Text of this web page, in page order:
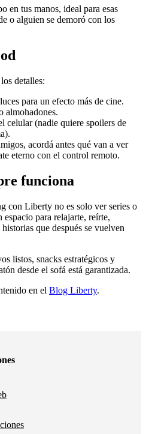
en tus manos, ideal para esas
o alguien se demoró con los
detalles:
para un efecto más de cine.
almohadones.
celular (nadie quiere spoilers de
acordá antes qué van a ver
eterno con el control remoto.
funciona
con Liberty no es solo ver series o
para relajarte, reírte,
que después se vuelven
listos, snacks estratégicos y
desde el sofá está garantizada.
en el Blog Liberty.